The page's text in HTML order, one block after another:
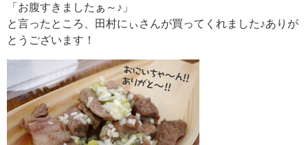
「お腹すきましたぁ～♪」
と言ったところ、田村にぃさんが買ってくれました♪ありが
とうございます！